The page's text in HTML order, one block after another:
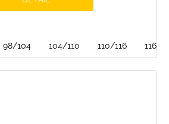
98/104 104/110 110/116 116/